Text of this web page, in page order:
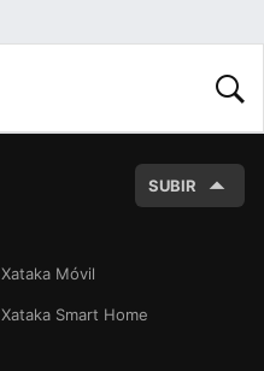
SUBIR
Xataka Móvil
Xataka Smart Home